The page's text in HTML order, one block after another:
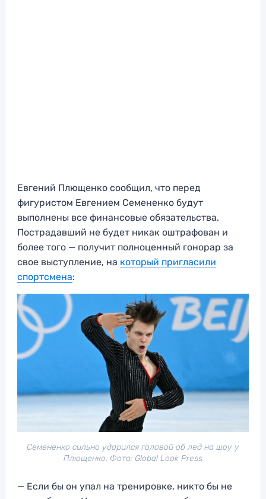
Евгений Плющенко сообщил, что перед
фигуристом Евгением Семененко будут
выполнены все финансовые обязательства.
Пострадавший не будет никак оштрафован и
более того — получит полноценный гонорар за
свое выступление, на который пригласили
спортсмена:
Семененко сильно ударился головой об лед на шоу у
Плющенко. Фото: Global Look Press
— Если бы он упал на тренировке, никто бы не